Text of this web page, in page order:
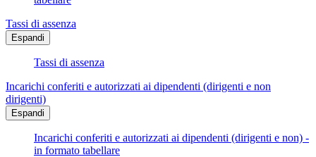
Tassi di assenza
Espandi
Tassi di assenza
Incarichi conferiti e autorizzati ai dipendenti (dirigenti e non
dirigenti)
Espandi
Incarichi conferiti e autorizzati ai dipendenti (dirigenti e non) -
in formato tabellare